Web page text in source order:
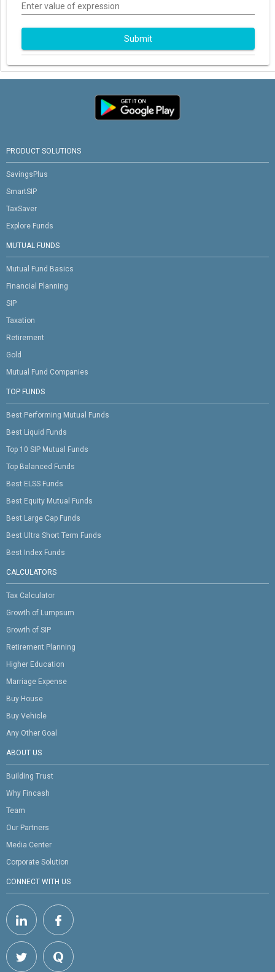
Enter value of expression
Submit
PRODUCT SOLUTIONS
SavingsPlus
SmartSIP
TaxSaver
Explore Funds
MUTUAL FUNDS
Mutual Fund Basics
Financial Planning
SIP
Taxation
Retirement
Gold
Mutual Fund Companies
TOP FUNDS
Best Performing Mutual Funds
Best Liquid Funds
Top 10 SIP Mutual Funds
Top Balanced Funds
Best ELSS Funds
Best Equity Mutual Funds
Best Large Cap Funds
Best Ultra Short Term Funds
Best Index Funds
CALCULATORS
Tax Calculator
Growth of Lumpsum
Growth of SIP
Retirement Planning
Higher Education
Marriage Expense
Buy House
Buy Vehicle
Any Other Goal
ABOUT US
Building Trust
Why Fincash
Team
Our Partners
Media Center
Corporate Solution
CONNECT WITH US